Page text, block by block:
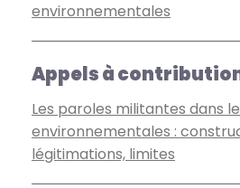
environnementales
Appels à
Les paroles militantes dans
environnementales :
légitimations, limites